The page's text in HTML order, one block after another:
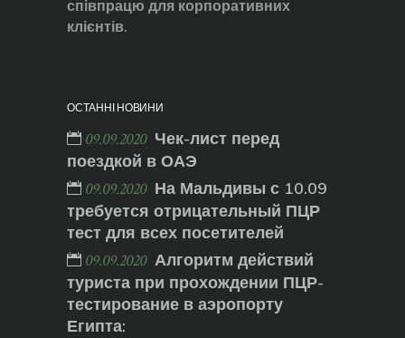
співпрацю для корпоративних
клієнтів.
ОСТАННІ НОВИНИ
09.09.2020 Чек-лист перед
поездкой в ОАЭ
09.09.2020 На Мальдивы с 10.09
требуется отрицательный ПЦР
тест для всех посетителей
09.09.2020 Алгоритм действий
туриста при прохождении ПЦР-
тестирование в аэропорту
Египта: